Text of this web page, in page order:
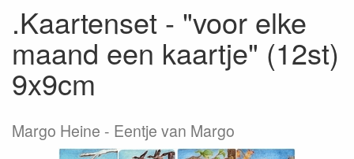
.Kaartenset - "voor elke
maand een kaartje" (12st)
9x9cm
Margo Heine - Eentje van Margo